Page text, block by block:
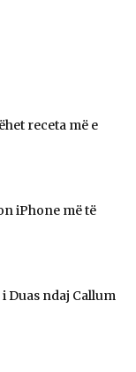
receta më e
iPhone më të
Duas ndaj Callum